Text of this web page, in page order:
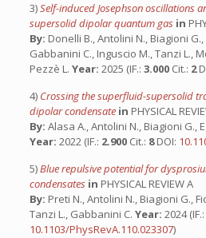
3)Self-induced Josephson oscillations
supersolid dipolar quantum gas in
By: Donelli B., Antolini N., Biagioni
Gabbanini C., Inguscio M., Tanzi L.,
Pezzè L. Year: 2025 (IF.: 3.000 Cit.: 2
4) Crossing the superfluid-supersolid
dipolar condensate in PHYSICAL
By: Alasa A., Antolini N., Biagioni G.,
Year: 2022 (IF.: 2.900 Cit.: 8DOI:
5)Blue repulsive potential for
condensates in PHYSICAL REVIEW A
By: Preti N., Antolini N., Biagioni G.,
Tanzi L., Gabbanini C. Year: 2024 (IF.:
10.1103/PhysRevA.110.023307)